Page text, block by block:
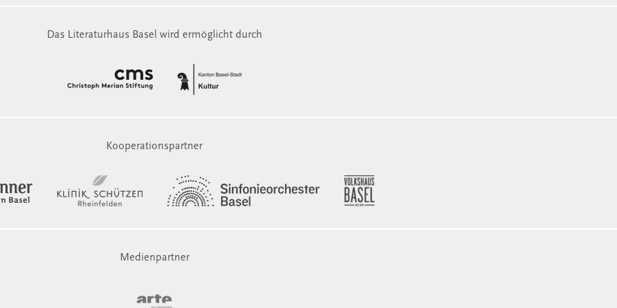
Das Literaturhaus Basel wird ermöglicht durch
Kooperationspartner
Medienpartner